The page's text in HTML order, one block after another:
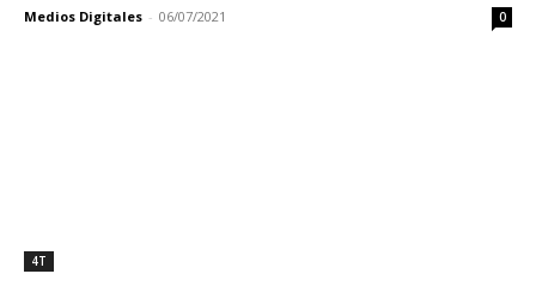
Medios Digitales - 06/07/2021 0
4T